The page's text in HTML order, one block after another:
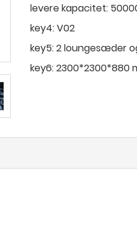
levere kapacitet:
key4:V02
key5:2 loungesæder
key6:2300*2300*880